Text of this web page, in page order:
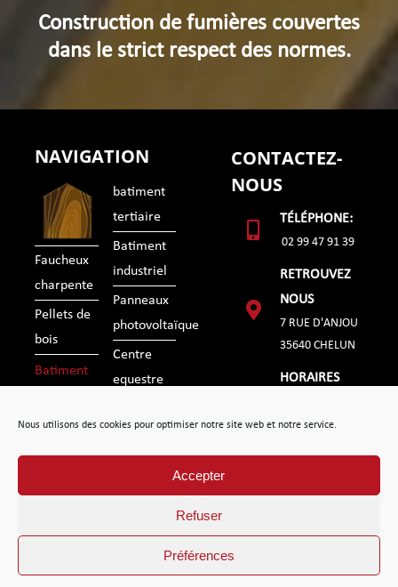
Nous utilisons des cookies pour optimiser notre site web et notre service.
Accepter
Refuser
Préférences
Construction de fumières couvertes
dans le strict respect des normes.
NAVIGATION
Faucheux
charpente
Pellets de
bois
Batiment
batiment
tertiaire
Batiment
industriel
Panneaux
photovoltaïque
Centre
equestre
CONTACTEZ-
NOUS
TÉLÉPHONE:
02 99 47 91 39
RETROUVEZ
NOUS
7 RUE D'ANJOU
35640 CHELUN
HORAIRES
vendredi
de 07h30 à